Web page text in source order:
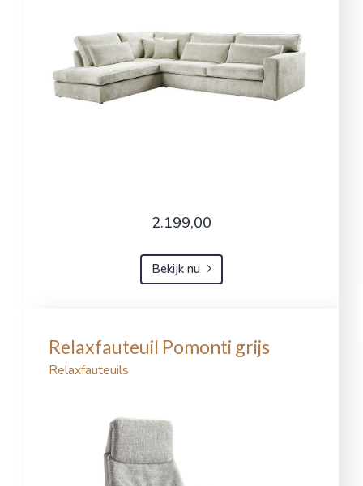
2.199,00
Bekijk nu
Relaxfauteuil Pomonti grijs
Relaxfauteuils